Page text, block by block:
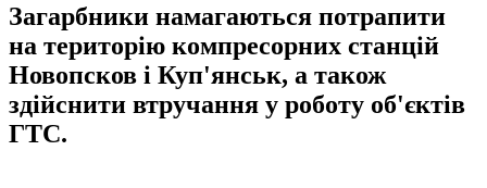
Загарбники намагаються потрапити
на територію компресорних станцій
Новопсков і Куп'янськ, а також
здійснити втручання у роботу об'єктів
ГТС.